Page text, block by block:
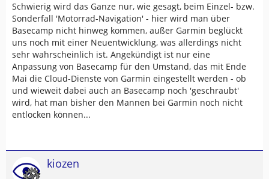
Schwierig wird das Ganze nur, wie gesagt, beim Einzel- bzw.
Sonderfall 'Motorrad-Navigation' - hier wird man über
Basecamp nicht hinweg kommen, außer Garmin beglückt
uns noch mit einer Neuentwicklung, was allerdings nicht
sehr wahrscheinlich ist. Angekündigt ist nur eine
Anpassung von Basecamp für den Umstand, das mit Ende
Mai die Cloud-Dienste von Garmin eingestellt werden - ob
und wieweit dabei auch an Basecamp noch 'geschraubt'
wird, hat man bisher den Mannen bei Garmin noch nicht
entlocken können...
kiozen